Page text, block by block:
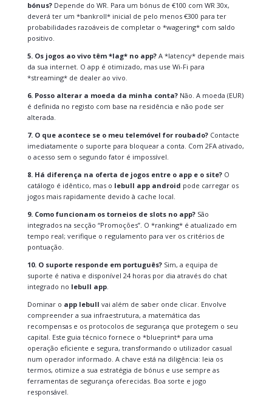
bónus?Depende do WR. Para um bónus de €100 com WR 30x,
deverá ter um *bankroll* inicial de pelo menos €300 para ter
probabilidades razoáveis de completar o *wagering* com saldo
positivo.
5. Os jogos ao vivo têm *lag* no app?A *latency* depende mais
da sua internet. O app é otimizado, mas use Wi-Fi para
*streaming* de dealer ao vivo.
6. Posso alterar a moeda da minha conta?Não. A moeda (EUR)
é definida no registo com base na residência e não pode ser
alterada.
7. O que acontece se o meu telemóvel for roubado?Contacte
imediatamente o suporte para bloquear a conta. Com 2FA ativado,
o acesso sem o segundo fator é impossível.
8. Há diferença na oferta de jogos entre o app e o site?O
catálogo é idêntico, mas o lebull app android pode carregar os
jogos mais rapidamente devido à cache local.
9. Como funcionam os torneios de slots no app?São
integrados na secção “Promoções”. O *ranking* é atualizado em
tempo real; verifique o regulamento para ver os critérios de
pontuação.
10. O suporte responde em português?Sim, a equipa de
suporte é nativa e disponível 24 horas por dia através do chat
integrado no lebull app.
Dominar o app lebull vai além de saber onde clicar. Envolve
compreender a sua infraestrutura, a matemática das
recompensas e os protocolos de segurança que protegem o seu
capital. Este guia técnico fornece o *blueprint* para uma
operação eficiente e segura, transformando o utilizador casual
num operador informado. A chave está na diligência: leia os
termos, otimize a sua estratégia de bónus e use sempre as
ferramentas de segurança oferecidas. Boa sorte e jogo
responsável.